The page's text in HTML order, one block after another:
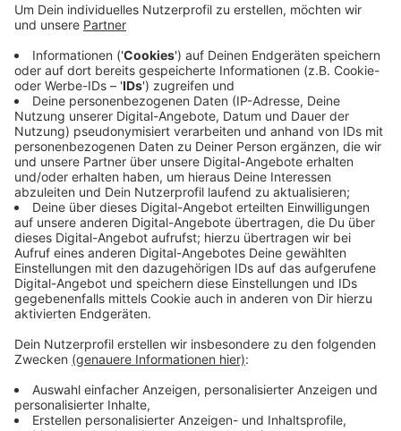
Regelversorgung
Zahnersatz kann teuer werden. Doch es gibt stets
mehrere Behandlungsmöglichkeiten. Der Tipp von
„Kostenfalle-Zahn“: Patienten sollten jeweils die
Kosten einer preiswerten, einer mittleren und einer
teuren Lösung erfragen. Das günstigste ist die
Kassenleistung (sogenannte Regelversorgung).
Ebenso kann ein Preisvergleich bei anderen
Zahnarztpraxen hilfreich sein oder eine Nachfrage bei
der Krankenkasse. Die übernimmt bei Kronen, Brücken
und Prothesen nur einen Zuschuss, nämlich rund 60
Prozent der Kosten für die Regelversorgung, bei
einem gut geführten Bonusheft bis zu 75 Prozent.
Menschen mit geringem Einkommen erhalten auf
Antrag diese Regelversorgung aber komplett bezahlt.
Diese sogenannte Härtefallregelung gilt etwa für